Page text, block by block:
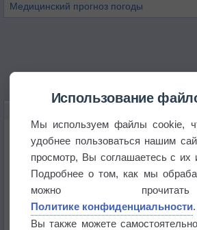
Медицинский прогноз погоды
Космическая погода влияет
Приложение построит
Атмосфера начала замерзать
Использование
Мы используем файлы cookie,
удобнее пользоваться нашим
просмотр, Вы соглашаетесь с их
Подробнее о том, как мы
можно
Политике конфиденциальности.
Вы также можете